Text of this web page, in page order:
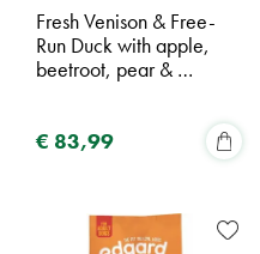
Fresh Venison & Free-
Run Duck with apple,
beetroot, pear & …
€ 83,99